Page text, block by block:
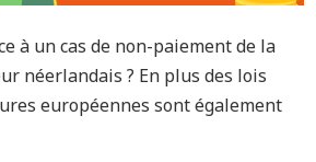
à un cas de non-paiement de la
néerlandais ? En plus des lois
européennes sont également